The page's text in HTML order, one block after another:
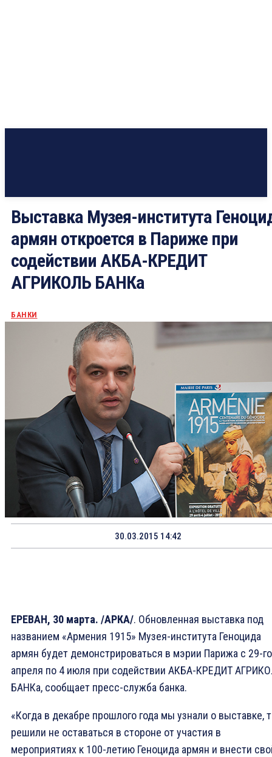
Выставка Музея-института
армян откроется в Париже при
содействии АКБА-КРЕДИТ
АГРИКОЛЬ БАНКа
БАНКИ
30.03.2015 14:42
ЕРЕВАН, 30 марта. /АРКА/. Обновленная выставка под
названием «Армения 1915» Музея-института Геноцида
армян будет демонстрироваться в мэрии Парижа с 29-го
апреля по 4 июля при содействии АКБА-КРЕДИТ
БАНКа, сообщает пресс-служба банка.
«Когда в декабре прошлого года мы узнали о выставке,
решили не оставаться в стороне от участия в
мероприятиях к 100-летию Геноцида армян и внести